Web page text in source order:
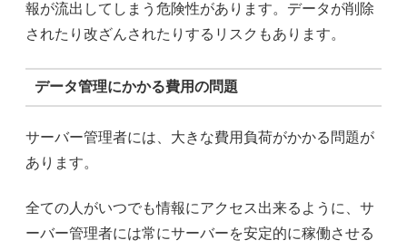
報が流出してしまう危険性があります。データが削除
されたり改ざんされたりするリスクもあります。
データ管理にかかる費用の問題
サーバー管理者には、大きな費用負荷がかかる問題が
あります。
全ての人がいつでも情報にアクセス出来るように、サ
ーバー管理者には常にサーバーを安定的に稼働させる